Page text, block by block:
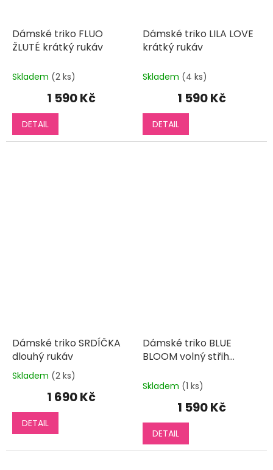
Dámské triko FLUO
ŽLUTÉ krátký rukáv
Skladem (2 ks)
1 590 Kč
DETAIL
Dámské triko LILA LOVE
krátký rukáv
Skladem (4 ks)
1 590 Kč
DETAIL
Dámské triko SRDÍČKA
dlouhý rukáv
Průměrné
produktu
je
5,0
z
Skladem (2 ks)
1 690 Kč
DETAIL
Dámské triko BLUE
BLOOM volný střih
Skladem (1 ks)
1 590 Kč
DETAIL